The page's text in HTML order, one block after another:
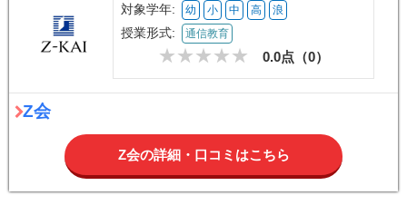
対象学年: 幼 小 中 高 浪
授業形式: 通信教育
0.0点（0）
Z会
Z会の詳細・口コミはこちら